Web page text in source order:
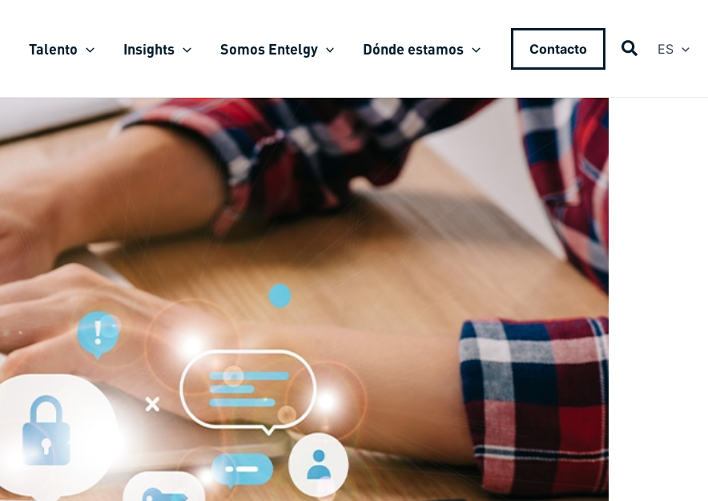
Talento Insights Somos Entelgy Dónde estamos Contacto ES